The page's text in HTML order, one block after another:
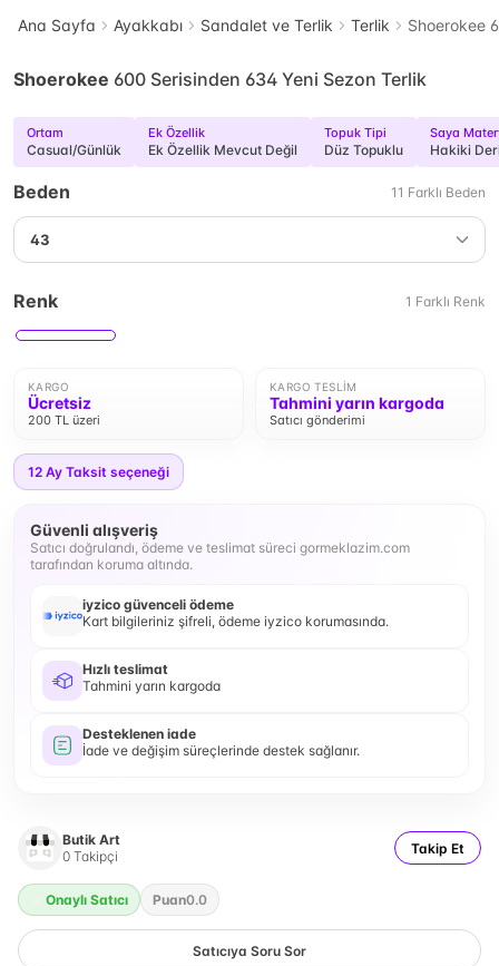
Ana Sayfa Ayakkabı Sandalet ve Terlik Terlik Shoerokee
Shoerokee 600 Serisinden 634 Yeni Sezon Terlik
Ortam
Casual/Günlük
Ek Özellik
Ek Özellik Mevcut Değil
Topuk Tipi
Düz Topuklu
Saya
Hakiki
Beden 11 Farklı Beden
43
Renk 1 Farklı Renk
KARGO
Ücretsiz
200 TL üzeri
KARGO TESLIM
Tahmini yarın kargoda
Satıcı gönderimi
12 Ay Taksit seçeneği
Güvenli alışveriş
Satıcı doğrulandı, ödeme ve teslimat süreci gormeklazim.com
tarafından koruma altında.
iyzico güvenceli ödeme
Kart bilgileriniz şifreli, ödeme iyzico korumasında.
Hızlı teslimat
Tahmini yarın kargoda
Desteklenen iade
İade ve değişim süreçlerinde destek sağlanır.
Butik Art
0 Takipçi Takip Et
Onaylı Satıcı Puan0.0
Satıcıya Soru Sor